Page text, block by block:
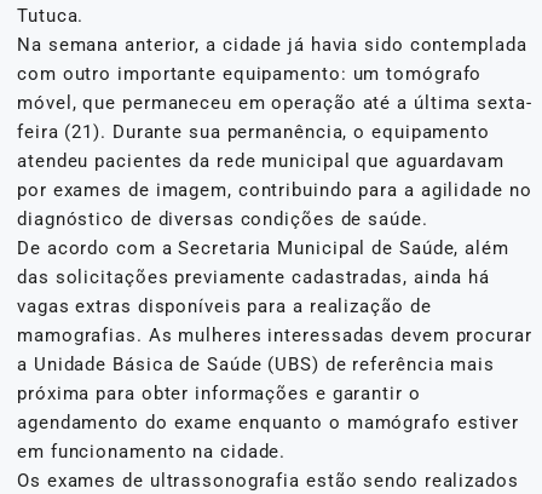
Tutuca.
Na semana anterior, a cidade já havia sido contemplada
com outro importante equipamento: um tomógrafo
móvel, que permaneceu em operação até a última sexta-
feira (21). Durante sua permanência, o equipamento
atendeu pacientes da rede municipal que aguardavam
por exames de imagem, contribuindo para a agilidade no
diagnóstico de diversas condições de saúde.
De acordo com a Secretaria Municipal de Saúde, além
das solicitações previamente cadastradas, ainda há
vagas extras disponíveis para a realização de
mamografias. As mulheres interessadas devem procurar
a Unidade Básica de Saúde (UBS) de referência mais
próxima para obter informações e garantir o
agendamento do exame enquanto o mamógrafo estiver
em funcionamento na cidade.
Os exames de ultrassonografia estão sendo realizados